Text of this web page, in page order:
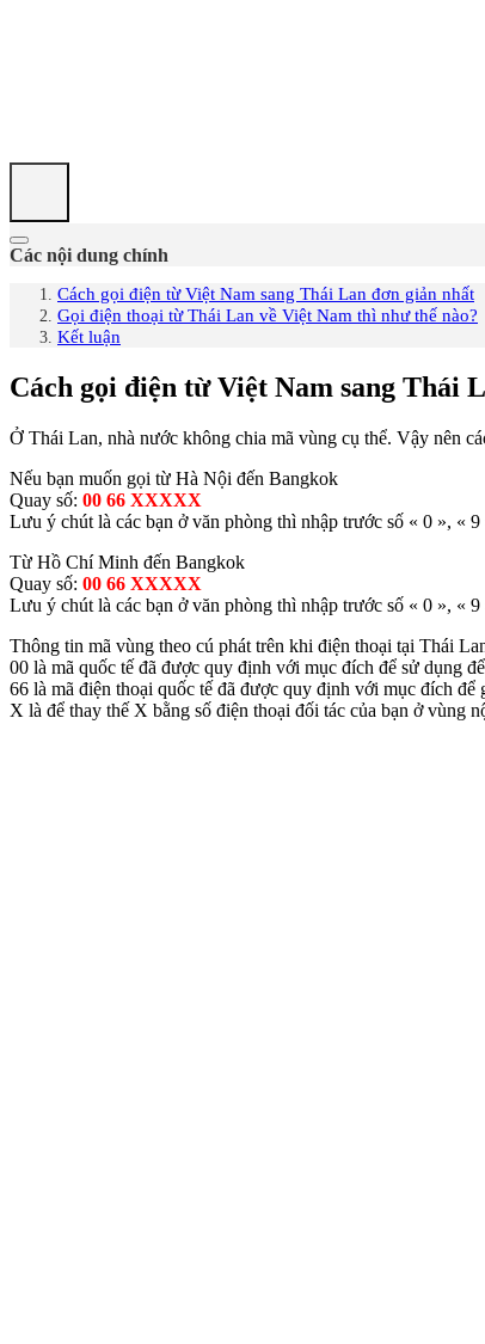
Các nội dung chính
Cách gọi điện từ Việt Nam sang Thái Lan đơn giản nhất
Gọi điện thoại từ Thái Lan về Việt Nam thì như thế nào?
Kết luận
Cách gọi điện từ Việt Nam sang Thái
Ở Thái Lan, nhà nước không chia mã vùng cụ thể. Vậy nên
Nếu bạn muốn gọi từ Hà Nội đến Bangkok
Quay số: 00 66 XXXXX
Lưu ý chút là các bạn ở văn phòng thì nhập trước số « 0 », «
Từ Hồ Chí Minh đến Bangkok
Quay số: 00 66 XXXXX
Lưu ý chút là các bạn ở văn phòng thì nhập trước số « 0 », «
Thông tin mã vùng theo cú phát trên khi điện thoại tại Thái
00 là mã quốc tế đã được quy định với mục đích để sử dụng
66 là mã điện thoại quốc tế đã được quy định với mục đích để
X là để thay thế X bằng số điện thoại đối tác của bạn ở vùng